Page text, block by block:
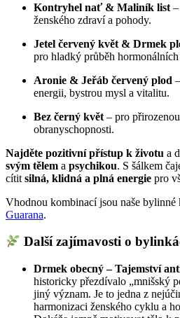
Kontryhel nať & Maliník list
ženského zdraví a pohody.
Jetel červený květ & Drmek
pro hladký průběh hormonálních
Aronie & Jeřáb červený plod
energii, bystrou mysl a vitalitu.
Bez černý květ – pro
obranyschopnosti.
Najděte pozitivní přístup k životu a
svým tělem a psychikou. S šálkem
cítit silná, klidná a plná energie pro
Vhodnou kombinací jsou naše bylinné
Guarana.
Další zajímavosti o
Drmek obecný – Tajemství
historicky přezdívalo „mnišský
jiný význam. Je to jedna z
harmonizaci ženského cyklu a